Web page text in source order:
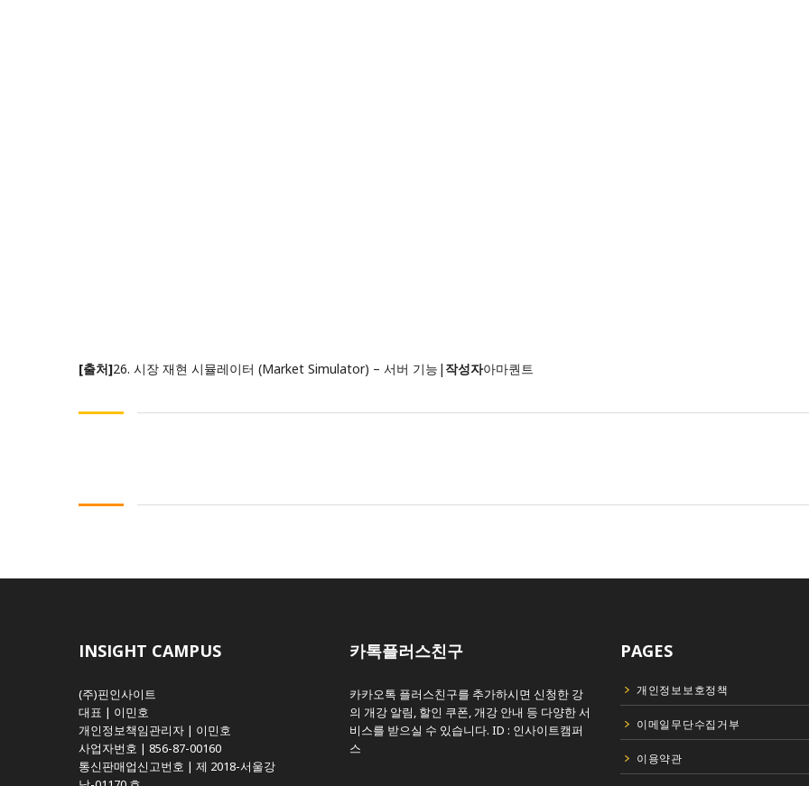
[출처]26. 시장 재현 시뮬레이터 (Market Simulator) – 서버 기능 | 작성자아마퀀트
INSIGHT CAMPUS
(주)핀인사이트
대표 | 이민호
개인정보책임관리자 | 이민호
사업자번호 | 856-87-00160
통신판매업신고번호 | 제 2018-서울강
카톡플러스친구
카카오톡 플러스친구를 추가하시면 신청한 강
의 개강 알림, 할인 쿠폰, 개강 안내 등 다양한 서
비스를 받으실 수 있습니다. ID : 인사이트캠퍼
스
PAGES
개인정보보호정책
이메일무단수집거부
이용약관